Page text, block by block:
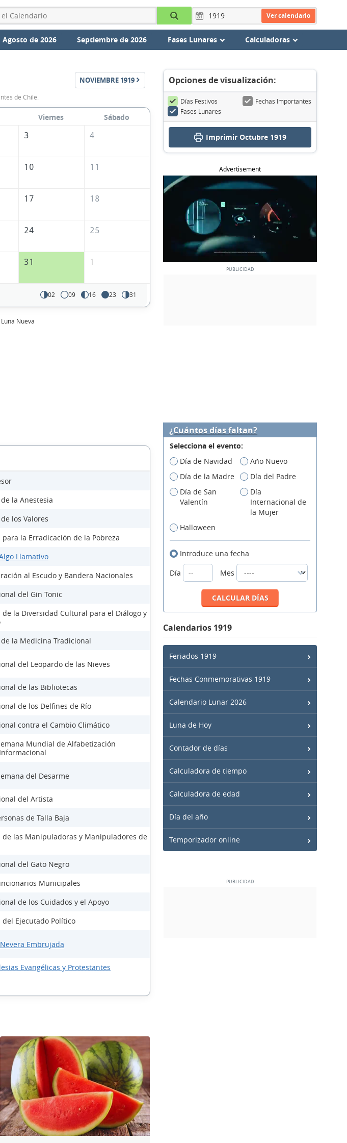
Ver calendario
Agosto de 2026 Septiembre de 2026 Fases Lunares Calculadoras
NOVIEMBRE 1919
de Chile.
Viernes
Sábado
3 4
10 11
17 18
24 25
31 1
02 09 16 23 31
Luna Nueva
Opciones de visualización:
Días Festivos
Fechas Importantes
Fases Lunares
Imprimir Octubre 1919
Advertisement
la Anestesia
los Valores
para la Erradicación de la Pobreza
Llamativo
al Escudo y Bandera Nacionales
del Gin Tonic
de la Diversidad Cultural para el Diálogo y
la Medicina Tradicional
del Leopardo de las Nieves
de las Bibliotecas
de los Delfines de Río
contra el Cambio Climático
Mundial de Alfabetización
del Desarme
del Artista
de Talla Baja
de las Manipuladoras y Manipuladores de
del Gato Negro
Municipales
de los Cuidados y el Apoyo
del Ejecutado Político
Embrujada
Evangélicas y Protestantes
¿Cuántos días faltan?
Selecciona el evento:
Día de Navidad
Año Nuevo
Día de la Madre
Día del Padre
Día de San
Valentín
Día
Internacional de
la Mujer
Halloween
Introduce una fecha
Día
Mes
Calendarios 1919
Feriados 1919
Fechas Conmemorativas 1919
Calendario Lunar 2026
Luna de Hoy
Contador de días
Calculadora de tiempo
Calculadora de edad
Día del año
Temporizador online